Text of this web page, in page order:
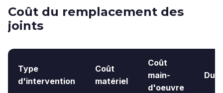
Coût du remplacement des
joints
Type
d'intervention
Coût
matériel
Coût
main-
d'oeuvre